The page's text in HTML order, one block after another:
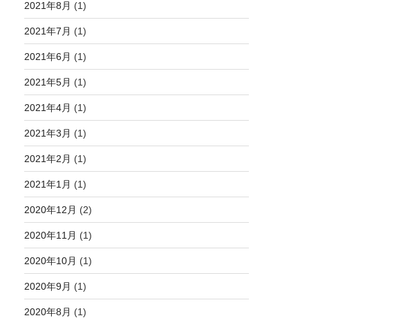
2021年8月 (1)
2021年7月 (1)
2021年6月 (1)
2021年5月 (1)
2021年4月 (1)
2021年3月 (1)
2021年2月 (1)
2021年1月 (1)
2020年12月 (2)
2020年11月 (1)
2020年10月 (1)
2020年9月 (1)
2020年8月 (1)